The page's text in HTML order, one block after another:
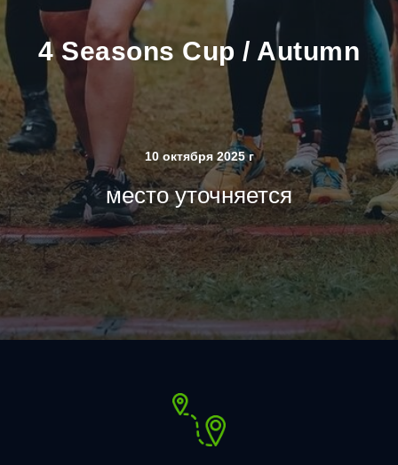
4 Seasons Cup / Autumn
10 октября 2025 г
место уточняется